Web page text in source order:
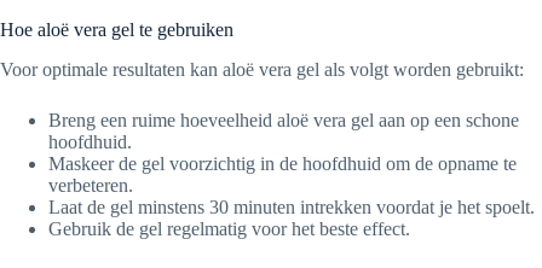
Hoe aloë vera gel te gebruiken
Voor optimale resultaten kan aloë vera gel als volgt worden gebruikt:
Breng een ruime hoeveelheid aloë vera gel aan op een schone
hoofdhuid.
Maskeer de gel voorzichtig in de hoofdhuid om de opname te
verbeteren.
Laat de gel minstens 30 minuten intrekken voordat je het spoelt.
Gebruik de gel regelmatig voor het beste effect.